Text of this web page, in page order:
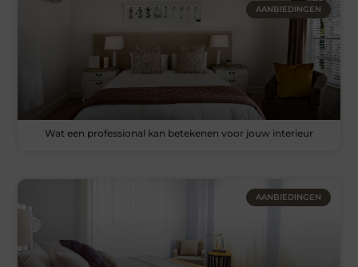
AANBIEDINGEN
Wat een professional kan betekenen voor jouw interieur
AANBIEDINGEN